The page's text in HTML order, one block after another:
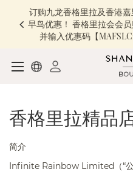
订购九龙香格里拉及香港
早鸟优惠！ 香格里拉会会
并输入优惠码【
香格里拉精品
简介
Infinite Rainbow Limited （